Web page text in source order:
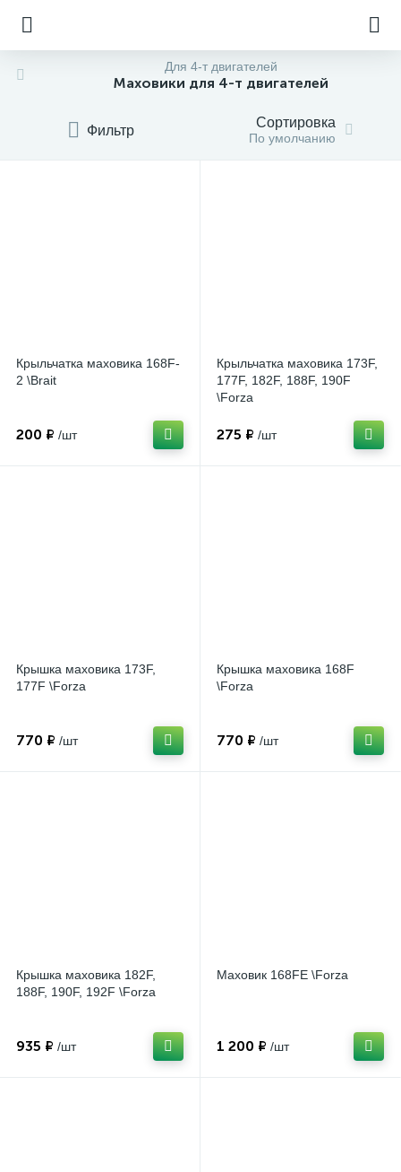
Для 4-т двигателей
Маховики для 4-т двигателей
Фильтр Сортировка
По умолчанию
Крыльчатка маховика 168F-
2 \Brait
200 ₽ /шт
Крыльчатка маховика 173F,
177F, 182F, 188F, 190F
\Forza
275 ₽ /шт
Крышка маховика 173F,
177F \Forza
770 ₽ /шт
Крышка маховика 168F
\Forza
770 ₽ /шт
Крышка маховика 182F,
188F, 190F, 192F \Forza
935 ₽ /шт
Маховик 168FE \Forza
1 200 ₽ /шт